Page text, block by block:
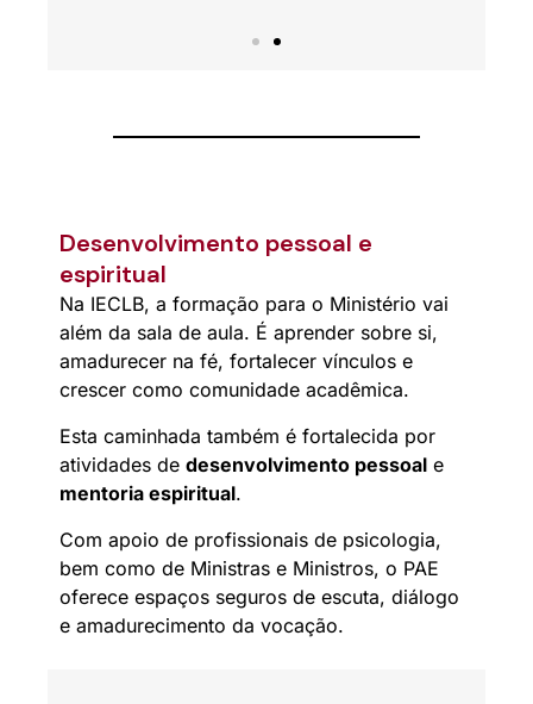
Desenvolvimento pessoal e
espiritual
Na IECLB, a formação para o Ministério vai
além da sala de aula. É aprender sobre si,
amadurecer na fé, fortalecer vínculos e
crescer como comunidade acadêmica.
Esta caminhada também é fortalecida por
atividades de desenvolvimento pessoal e
mentoria espiritual.
Com apoio de profissionais de psicologia,
bem como de Ministras e Ministros, o PAE
oferece espaços seguros de escuta, diálogo
e amadurecimento da vocação.